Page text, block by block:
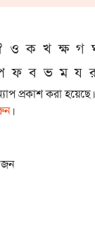
ও ক খ ক্ষ গ
ফ ব ভ ম য
প্রকাশ করা
।